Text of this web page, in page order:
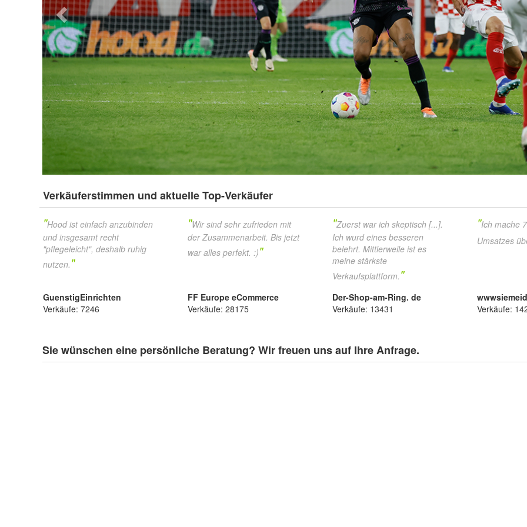
Verkäuferstimmen und aktuelle Top-Verkäufer
"Hood ist einfach anzubinden
und insgesamt recht
"pflegeleicht", deshalb ruhig
nutzen. "
GuenstigEinrichten
Verkäufe: 7246
"Wir sind sehr zufrieden mit
der Zusammenarbeit. Bis jetzt
war alles perfekt. :)"
FF Europe eCommerce
Verkäufe: 28175
"Zuerst war ich skeptisch [...].
Ich wurd eines besseren
belehrt. Mittlerweile ist es
meine stärkste
Verkaufsplattform. "
Der-Shop-am-Ring. de
Verkäufe: 13431
"Ich mache
Umsatzes
Verkäufe:
Sie wünschen eine persönliche Beratung? Wir freuen uns auf Ihre Anfrage.